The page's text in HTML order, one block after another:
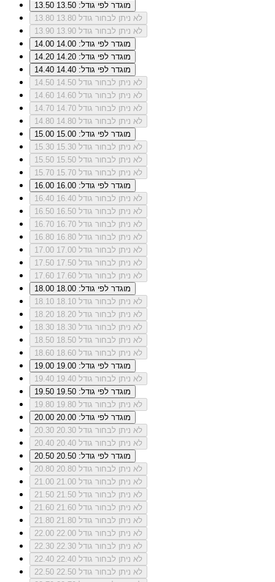
13.50
מוגדר לפי גודל: 13.50
13.80
לא ניתן לבחור גודל 13.80
13.90
לא ניתן לבחור גודל 13.90
14.00
מוגדר לפי גודל: 14.00
14.20
מוגדר לפי גודל: 14.20
14.40
מוגדר לפי גודל: 14.40
14.50
לא ניתן לבחור גודל 14.50
14.60
לא ניתן לבחור גודל 14.60
14.70
לא ניתן לבחור גודל 14.70
14.80
לא ניתן לבחור גודל 14.80
15.00
מוגדר לפי גודל: 15.00
15.30
לא ניתן לבחור גודל 15.30
15.50
לא ניתן לבחור גודל 15.50
15.70
לא ניתן לבחור גודל 15.70
16.00
מוגדר לפי גודל: 16.00
16.40
לא ניתן לבחור גודל 16.40
16.50
לא ניתן לבחור גודל 16.50
16.70
לא ניתן לבחור גודל 16.70
16.80
לא ניתן לבחור גודל 16.80
17.00
לא ניתן לבחור גודל 17.00
17.50
לא ניתן לבחור גודל 17.50
17.60
לא ניתן לבחור גודל 17.60
18.00
מוגדר לפי גודל: 18.00
18.10
לא ניתן לבחור גודל 18.10
18.20
לא ניתן לבחור גודל 18.20
18.30
לא ניתן לבחור גודל 18.30
18.50
לא ניתן לבחור גודל 18.50
18.60
לא ניתן לבחור גודל 18.60
19.00
מוגדר לפי גודל: 19.00
19.40
לא ניתן לבחור גודל 19.40
19.50
מוגדר לפי גודל: 19.50
19.80
לא ניתן לבחור גודל 19.80
20.00
מוגדר לפי גודל: 20.00
20.30
לא ניתן לבחור גודל 20.30
20.40
לא ניתן לבחור גודל 20.40
20.50
מוגדר לפי גודל: 20.50
20.80
לא ניתן לבחור גודל 20.80
21.00
לא ניתן לבחור גודל 21.00
21.50
לא ניתן לבחור גודל 21.50
21.60
לא ניתן לבחור גודל 21.60
21.80
לא ניתן לבחור גודל 21.80
22.00
לא ניתן לבחור גודל 22.00
22.30
לא ניתן לבחור גודל 22.30
22.40
לא ניתן לבחור גודל 22.40
22.50
לא ניתן לבחור גודל 22.50